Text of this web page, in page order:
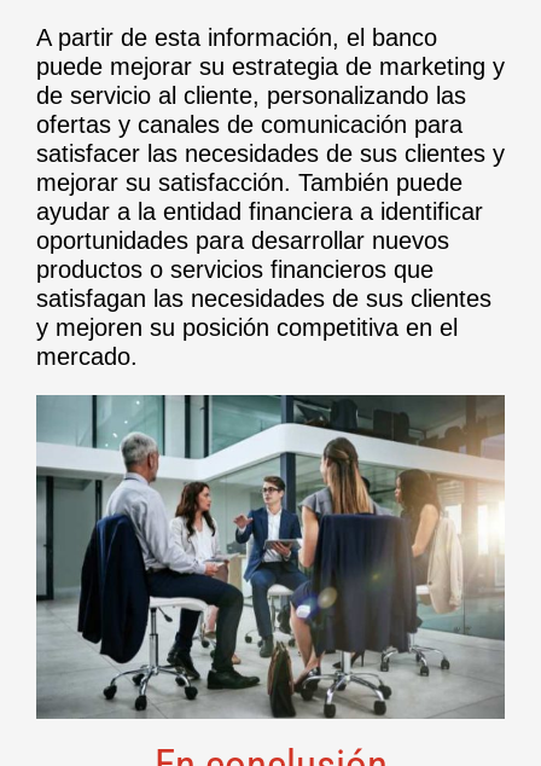
A partir de esta información, el banco
puede mejorar su estrategia de marketing y
de servicio al cliente, personalizando las
ofertas y canales de comunicación para
satisfacer las necesidades de sus clientes y
mejorar su satisfacción. También puede
ayudar a la entidad financiera a identificar
oportunidades para desarrollar nuevos
productos o servicios financieros que
satisfagan las necesidades de sus clientes
y mejoren su posición competitiva en el
mercado.